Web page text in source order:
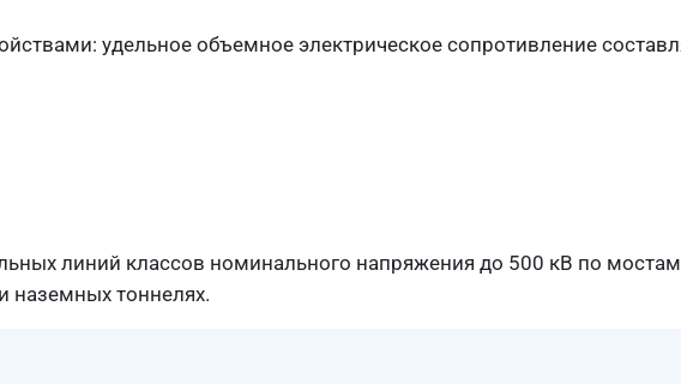
удельное объемное электрическое сопротивление
линий классов номинального напряжения до 500 кВ по
наземных тоннелях.